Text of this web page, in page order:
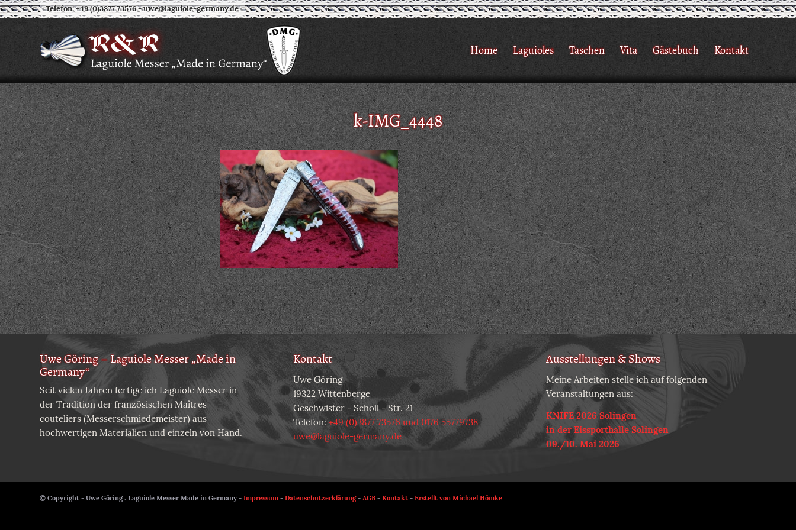
Telefon: +49 (0)3877 73576-uwe@laguiole-germany.de
Home Laguioles Taschen Vita Gästebuch Kontakt
k-IMG_4448
Uwe Göring – Laguiole Messer „Made in
Germany“
Seit vielen Jahren fertige ich Laguiole Messer in
der Tradition der französischen Maîtres
couteliers (Messerschmiedemeister) aus
hochwertigen Materialien und einzeln von Hand.
Kontakt
Uwe Göring
19322 Wittenberge
Geschwister - Scholl - Str. 21
Telefon:+49 (0)3877 73576 und 0176 55779738
uwe@laguiole-germany.de
Ausstellungen & Shows
Meine Arbeiten stelle ich auf folgenden
Veranstaltungen aus:
KNIFE 2026 Solingen
in der Eissporthalle Solingen
09./10. Mai 2026
© Copyright - Uwe Göring . Laguiole Messer Made in Germany - Impressum - Datenschutzerklärung- AGB - Kontakt - Erstellt von Michael Hömke